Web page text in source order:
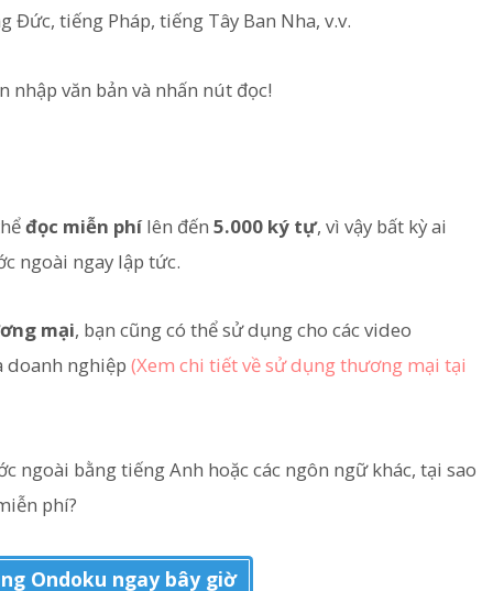
tiếng Pháp, tiếng Tây Ban Nha, v.v.
nhập văn bản và nhấn nút đọc!
đọc miễn phílên đến 5.000 ký tự, vì vậy bất kỳ ai
ngoài ngay lập tức.
mại, bạn cũng có thể sử dụng cho các video
doanh nghiệp (Xem chi tiết về sử dụng thương mại tại
ngoài bằng tiếng Anh hoặc các ngôn ngữ khác, tại sao
phí?
Ondoku ngay bây giờ